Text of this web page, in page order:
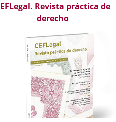
Revista práctica de
derecho